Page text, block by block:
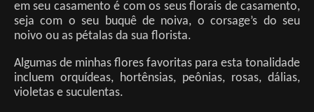
em seu casamento é com os seus florais de casamento,
seja com o seu buquê de noiva, o corsage’s do seu
noivo ou as pétalas da sua florista.
Algumas de minhas flores favoritas para esta tonalidade
incluem orquídeas, hortênsias, peônias, rosas, dálias,
violetas e suculentas.